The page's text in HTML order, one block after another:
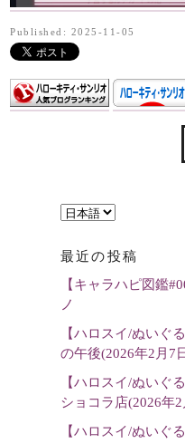
Published: 2025-11-05
言
を
選
最近の投稿
【キャラハピ図鑑
ノ
【ハロスイ/ぬいぐ
の午後(2026年2月7
【ハロスイ/ぬいぐ
ショコラ店(2026年
【ハロスイ/ぬいぐ